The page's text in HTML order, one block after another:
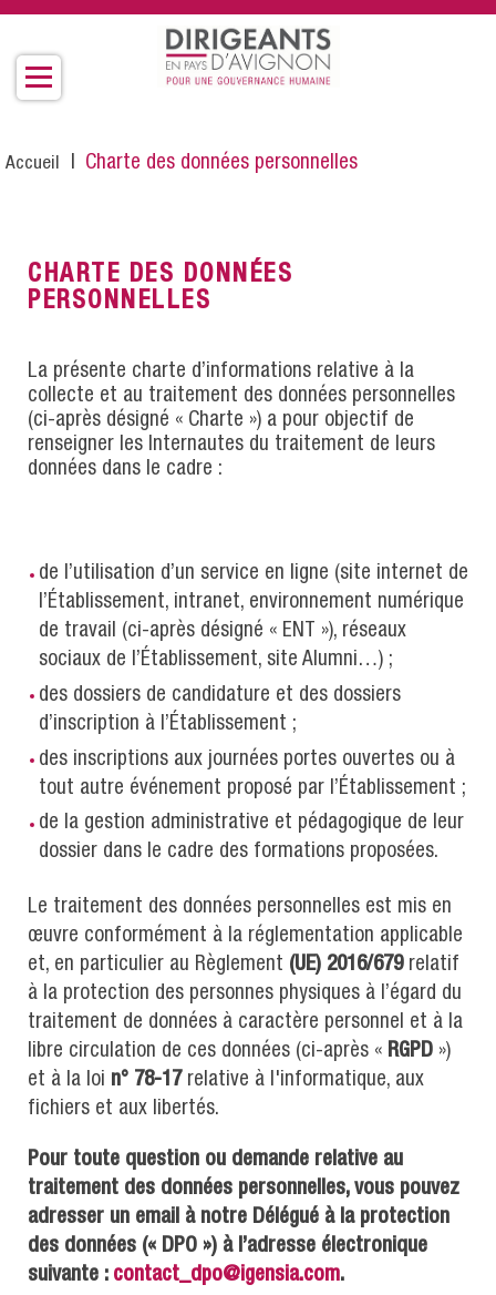
Aller
contenu
principal
Fil
Accueil Charte des données personnelles
CHARTE DES DONNÉES
PERSONNELLES
La présente charte d’informations relative à la
collecte et au traitement des données personnelles
(ci-après désigné « Charte ») a pour objectif de
renseigner les Internautes du traitement de leurs
données dans le cadre :
de l’utilisation d’un service en ligne (site internet de
l’Établissement, intranet, environnement numérique
de travail (ci-après désigné « ENT »), réseaux
sociaux de l’Établissement, site Alumni…) ;
des dossiers de candidature et des dossiers
d’inscription à l’Établissement ;
des inscriptions aux journées portes ouvertes ou à
tout autre événement proposé par l’Établissement ;
de la gestion administrative et pédagogique de leur
dossier dans le cadre des formations proposées.
Le traitement des données personnelles est mis en
œuvre conformément à la réglementation applicable
et, en particulier au Règlement (UE) 2016/679relatif
à la protection des personnes physiques à l’égard du
traitement de données à caractère personnel et à la
libre circulation de ces données (ci-après « RGPD »)
et à la loi n° 78-17 relative à l'informatique, aux
fichiers et aux libertés.
Pour toute question ou demande relative au
traitement des données personnelles, vous pouvez
adresser un email à notre Délégué à la protection
des données (« DPO ») à l’adresse électronique
suivante : contact_dpo@igensia.com.